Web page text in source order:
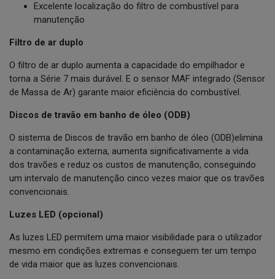
Excelente localização do filtro de combustível para
manutenção
Filtro de ar duplo
O filtro de ar duplo aumenta a capacidade do empilhador e
torna a Série 7 mais durável. E o sensor MAF integrado (Sensor
de Massa de Ar) garante maior eficiência do combustível.
Discos de travão em banho de óleo (ODB)
O sistema de Discos de travão em banho de óleo (ODB)elimina
a contaminação externa, aumenta significativamente a vida
dos travões e reduz os custos de manutenção, conseguindo
um intervalo de manutenção cinco vezes maior que os travões
convencionais.
Luzes LED (opcional)
As luzes LED permitem uma maior visibilidade para o utilizador
mesmo em condições extremas e conseguem ter um tempo
de vida maior que as luzes convencionais.